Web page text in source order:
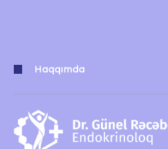
Haqqımda